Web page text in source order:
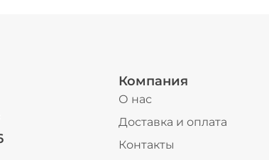
Компания
О нас
Доставка и оплата
Контакты